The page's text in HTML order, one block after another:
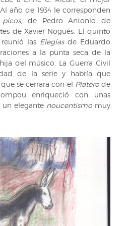
año de 1934 le corresponden
, de Pedro Antonio de
de Xavier Nogués. El quinto
las Elegías de Eduardo
a la punta seca de la
del músico. La Guerra Civil
de la serie y habría que
se cerrara con el Platerode
enriqueció con unas
un elegante noucentismo muy